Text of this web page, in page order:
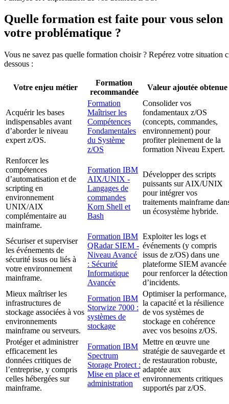
Quelle formation est faite pour vous selon
votre problématique ?
Vous ne savez pas quelle formation choisir ? Repérez votre situation
dessous :
Votre enjeu métier
Formation
recommandée
Valeur ajoutée obtenue
Acquérir les bases
indispensables avant
d’aborder le niveau
expert z/OS.
Formation
Maîtriser les
Compétences
Fondamentales
du Système
z/OS
Consolider vos
fondamentaux z/OS
(concepts, commandes,
environnement) pour
profiter pleinement de la
formation Niveau Expert.
Renforcer les
compétences
d’automatisation et de
scripting en
environnement
UNIX/AIX
complémentaire au
mainframe.
Formation IBM
AIX/UNIX -
Langages de
commandes
Korn Shell et
Bash
Développer des scripts
puissants sur AIX/UNIX
pour intégrer vos
traitements mainframe
un écosystème hybride.
Sécuriser et superviser
les événements de
sécurité issus ou liés à
votre environnement
mainframe.
Formation IBM
QRadar SIEM -
Niveau Avancé
: Sécurité
Informatique
Avancée
Exploiter les logs et
événements (y compris
issus de z/OS) dans une
plateforme SIEM avancée
pour renforcer la détection
d’incidents.
Mieux maîtriser les
infrastructures de
stockage associées à vos
environnements
mainframe ou serveurs.
Formation IBM
Storwize 7000 :
systèmes de
stockage
Optimiser la performance,
la capacité et la résilience
de vos systèmes de
stockage en cohérence
avec vos besoins z/OS.
Protéger et administrer
efficacement les
données critiques de
l’entreprise, y compris
celles hébergées sur
mainframe.
Formation IBM
Spectrum
Storage Protect :
Mise en place et
administration
Mettre en œuvre une
stratégie de sauvegarde et
de restauration robuste,
adaptée aux
environnements critiques
supportés par z/OS.